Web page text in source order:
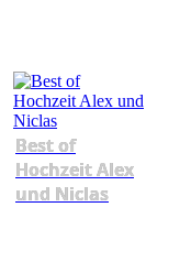
Best of
Hochzeit Alex
und Niclas